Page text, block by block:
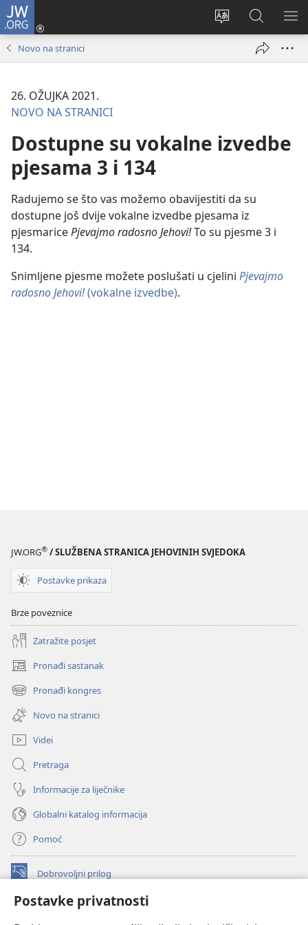
Postavke privatnosti
JW.ORG
Promijeni
Prijava
(otvara
JW.ORG
|
Pretraga
Novo na stranici
26. OŽUJKA 2021.
NOVO NA STRANICI
Dostupne su vokalne izvedbe
pjesama 3 i 134
Radujemo se što vas možemo obavijestiti da su
dostupne još dvije vokalne izvedbe pjesama iz
pjesmaricePjevajmo radosno Jehovi!To su pjesme 3 i
134.
Snimljene pjesme možete poslušati u cjelini Pjevajmo
radosno Jehovi!(vokalne izvedbe).
JW.ORG® / SLUŽBENA STRANICA JEHOVINIH SVJEDOKA
Postavke prikaza
Brze poveznice
Zatražite posjet
Pronađi sastanak
(otvara
se
novi
prozor)
Pronađi kongres
(otvara
se
novi
prozor)
Novo na stranici
Videi
Pretraga
Informacije za liječnike
Globalni katalog informacija
Pomoć
Dobrovoljni prilog
(otvara
novi
INTERNETSKA BIBLIOTEKA Watchtower